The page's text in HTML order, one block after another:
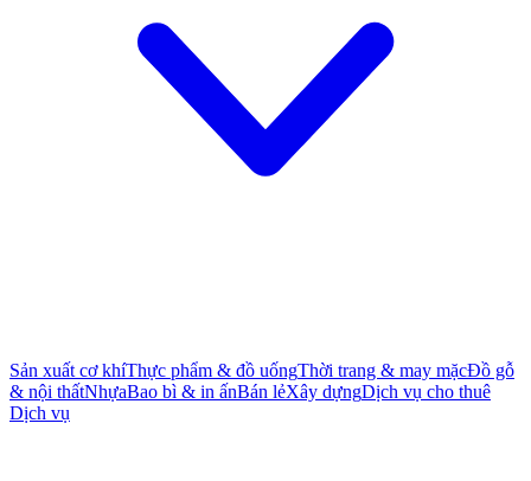
Sản xuất cơ khíThực phẩm & đồ uốngThời trang & may mặcĐồ gỗ
& nội thấtNhựaBao bì & in ấnBán lẻXây dựngDịch vụ cho thuê
Dịch vụ